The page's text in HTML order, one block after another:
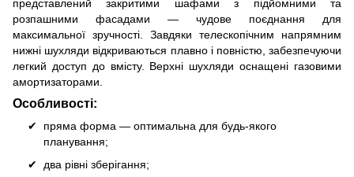
представлений закритими шафами з підйомними та
розпашними фасадами — чудове поєднання для
максимальної зручності. Завдяки телескопічним напрямним
нижні шухляди відкриваються плавно і повністю, забезпечуючи
легкий доступ до вмісту. Верхні шухляди оснащені газовими
амортизаторами.
Особливості:
пряма форма — оптимальна для будь-якого
планування;
два рівні зберігання;